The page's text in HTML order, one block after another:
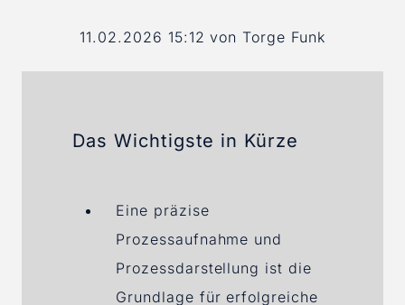
11.02.2026 15:12 von Torge Funk
Das Wichtigste in Kürze
Eine präzise
Prozessaufnahme und
Prozessdarstellung ist die
Grundlage für erfolgreiche